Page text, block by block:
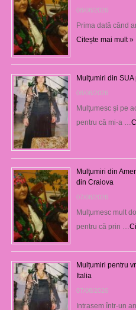
08/08/2026
Prima dată când
Citește mai mult »
Mulţumiri din
08/08/2026
Mulţumesc şi pe
pentru că mi-a …
Mulţumiri din
din Craiova
07/08/2026
Mulţumesc mult
pentru că prin …
Mulțumiri pentru
Italia
07/08/2026
Intrasem într-un